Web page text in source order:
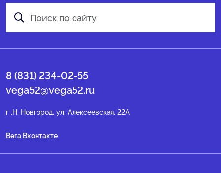
8 (831) 234-02-55
vega52@vega52.ru
г .Н. Новгород, ул. Алексеевская, 22А
Вега Вконтакте